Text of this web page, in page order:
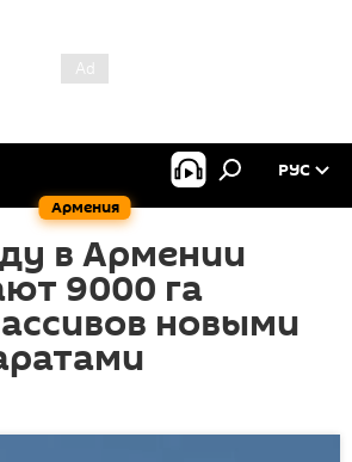
Армения
РУС
в Армении
9000 га
новыми